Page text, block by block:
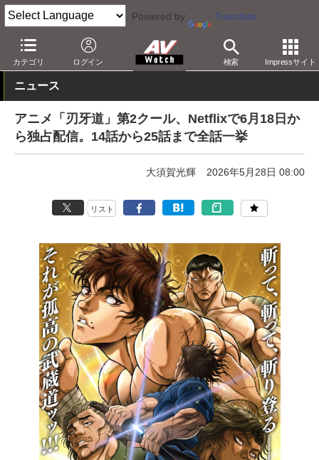
Powered by Translate
カテゴリ ログイン 検索 Impressサイト
AV Watch コンテンツ・サービス 映像配信 Netflix
ニュース
アニメ「刃牙道」第2クール、Netflixで6月18日か
ら独占配信。14話から25話まで全話一挙
大須賀光輝 2026年5月28日 08:00
リスト